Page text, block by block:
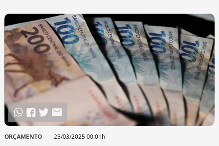
ORÇAMENTO 25/03/2025 00:01h